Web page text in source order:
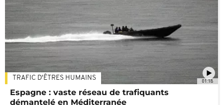
01:18
TRAFIC D'ÊTRES HUMAINS
Espagne : vaste réseau de trafiquants
démantelé en Méditerranée